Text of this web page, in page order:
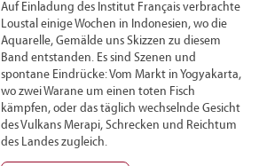
Auf Einladung des Institut Français verbrachte
Loustal einige Wochen in Indonesien, wo die
Aquarelle, Gemälde uns Skizzen zu diesem
Band entstanden. Es sind Szenen und
spontane Eindrücke: Vom Markt in Yogyakarta,
wo zwei Warane um einen toten Fisch
kämpfen, oder das täglich wechselnde Gesicht
des Vulkans Merapi, Schrecken und Reichtum
des Landes zugleich.